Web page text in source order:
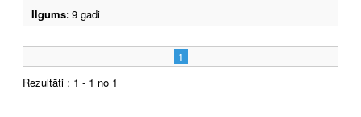
Ilgums:9 gadi
1
Rezultāti : 1 - 1 no 1